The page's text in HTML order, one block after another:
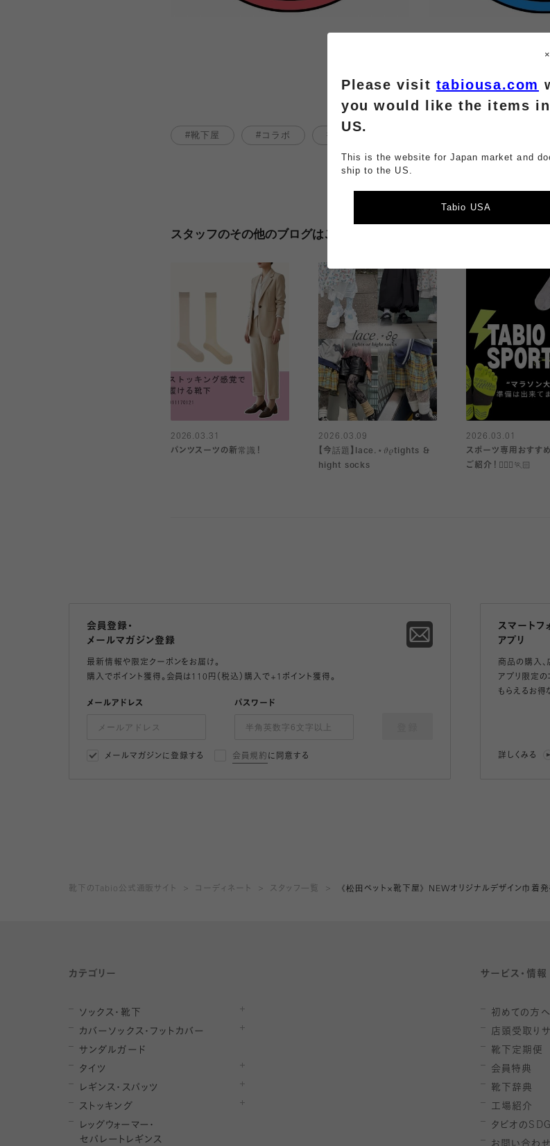
靴下屋 コラボ
スタッフのその他のブログはこちら
2026.03.31
パンツスーツの新常識！
2026.03.09
【今話題】lace.⋆𝜗𝜚tights &
hight socks
2026.03.01
スポーツ専用おすすめ
ご紹介！🏃🏻‍♀️🏃🏻
会員登録・
メールマガジン登録
最新情報や限定クーポンをお届け。
購入でポイント獲得。会員は110円（税込）購入で+1ポイント獲得。
メールアドレス パスワード
メールマガジンに登録する 会員規約 に同意する
スマートフ
アプリ
商品の購入、
アプリ限定の
もらえるお得
詳しくみる
靴下のTabio公式通販サイト コーディネート スタッフ一覧 《松田ペット×靴下屋》NEWオリジナルデザイン巾着
カテゴリー
ソックス・靴下
カバーソックス・フットカバー
サンダルガード
タイツ
レギンス・スパッツ
ストッキング
レッ グ ウォ ー マ ー ・
セ パレー ト レ ギン ス
サービス・情報
初めての方へ
店頭受取り
靴下定期便
会員特典
靴下辞典
工場紹介
タビオの
Please visit tabiousa.com
you would like the items
US.
This is the website for Japan market and
ship to the US.
Tabio USA